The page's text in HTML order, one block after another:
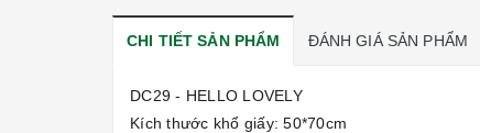
CHI TIẾT SẢN PHẨM ĐÁNH GIÁ SẢN PHẨM
DC29 - HELLO LOVELY
Kích thước khổ giấy: 50*70cm